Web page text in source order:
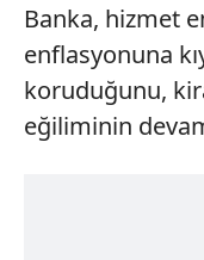
kılınması ve
reklam/pazarlama
sınırlı olarak açık
Çerezlere ilişkin
Banka, hizmet
enflasyonuna
koruduğunu,
eğiliminin